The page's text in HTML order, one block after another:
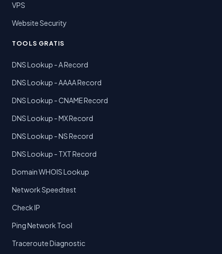
VPS
Website Security
TOOLS GRATIS
DNS Lookup - A Record
DNS Lookup - AAAA Record
DNS Lookup - CNAME Record
DNS Lookup - MX Record
DNS Lookup - NS Record
DNS Lookup - TXT Record
Domain WHOIS Lookup
Network Speedtest
Check IP
Ping Network Tool
Traceroute Diagnostic